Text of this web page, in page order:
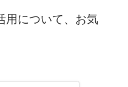
用について、お気